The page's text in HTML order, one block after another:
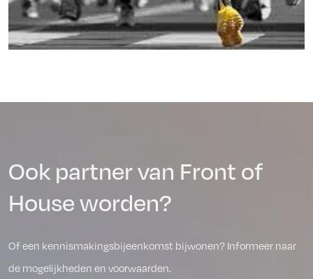
Ook partner van Front of
House worden?
Of een kennismakingsbijeenkomst bijwonen? Informeer naar
de mogelijkheden en voorwaarden.